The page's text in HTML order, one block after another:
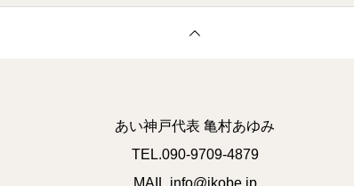
あい神戸代表 亀村あゆみ
TEL.090-9709-4879
MAIL.info@ikobe.jp